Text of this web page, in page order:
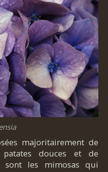
majoritairement de
douces et de
sont les mimosas qui